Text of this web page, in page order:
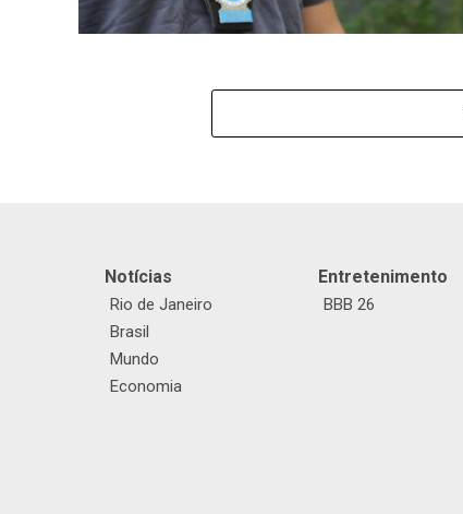
Notícias
Rio de Janeiro
Brasil
Mundo
Economia
Entretenimento
BBB 26